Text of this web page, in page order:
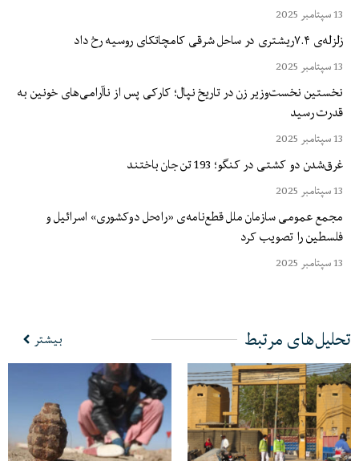
13 سپتامبر 2025
زلزله‌ی ۷.۴ریشتری در ساحل شرقی کامچاتکای روسیه رخ داد
13 سپتامبر 2025
نخستین نخست‌وزیر زن در تاریخ نپال؛ کارکی پس از ناآرامی‌های خونین به
قدرت رسید
13 سپتامبر 2025
غرق‌شدن دو کشتی در کنگو؛ 193 تن جان باختند
13 سپتامبر 2025
مجمع عمومی سازمان ملل قطع‌نامه‌ی «راه‌حل دوکشوری» اسرائیل و
فلسطین را تصویب کرد
13 سپتامبر 2025
تحلیل‌های مرتبط بیشتر